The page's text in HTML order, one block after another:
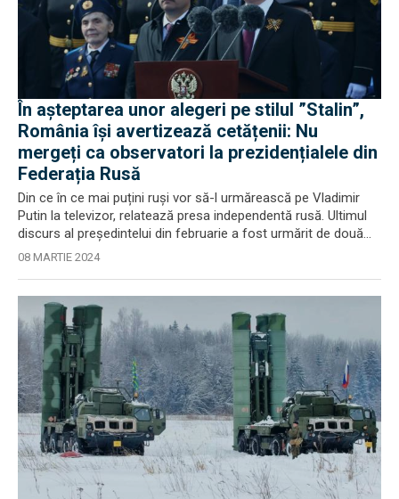
În așteptarea unor alegeri pe stilul ”Stalin”,
România își avertizează cetățenii: Nu
mergeți ca observatori la prezidențialele din
Federația Rusă
Din ce în ce mai puțini ruși vor să-l urmărească pe Vladimir
Putin la televizor, relatează presa independentă rusă. Ultimul
discurs al președintelui din februarie a fost urmărit de două...
08 MARTIE 2024